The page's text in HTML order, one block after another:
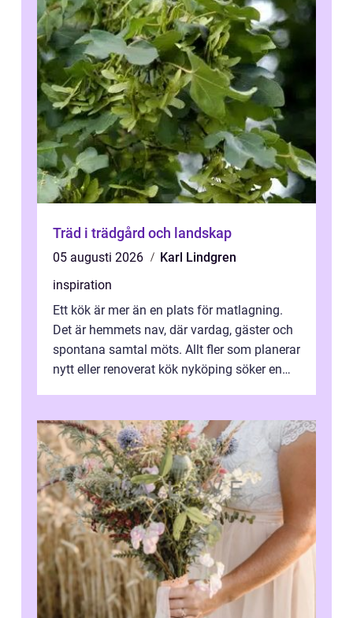
Träd i trädgård och landskap
05 augusti 2026
Karl Lindgren
inspiration
Ett kök är mer än en plats för matlagning.
Det är hemmets nav, där vardag, gäster och
spontana samtal möts. Allt fler som planerar
nytt eller renoverat kök nyköping söker en